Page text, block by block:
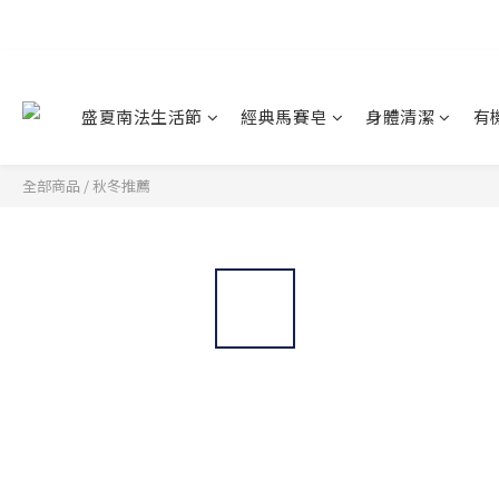
盛夏南法生活節 經典馬賽皂 身體清潔 有
全部商品 /秋冬推薦